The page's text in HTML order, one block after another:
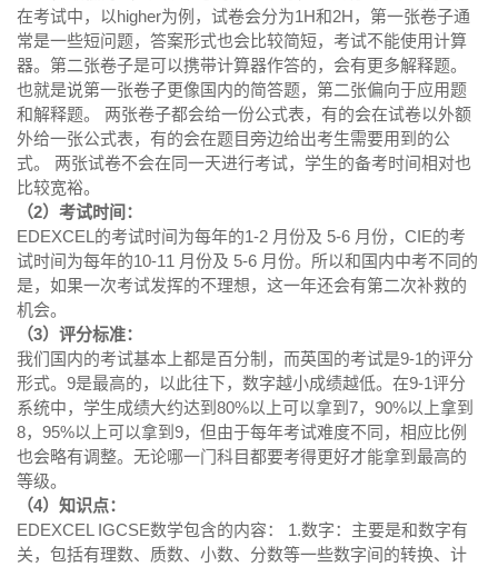
在考试中，以higher为例，试卷会分为1H和2H，第一张卷子通
常是一些短问题，答案形式也会比较简短，考试不能使用计算
器。第二张卷子是可以携带计算器作答的，会有更多解释题。
也就是说第一张卷子更像国内的简答题，第二张偏向于应用题
和解释题。 两张卷子都会给一份公式表，有的会在试卷以外额
外给一张公式表，有的会在题目旁边给出考生需要用到的公
式。 两张试卷不会在同一天进行考试，学生的备考时间相对也
比较宽裕。
（2）考试时间：
EDEXCEL的考试时间为每年的1-2 月份及 5-6 月份，CIE的考
试时间为每年的10-11 月份及 5-6 月份。所以和国内中考不同的
是，如果一次考试发挥的不理想，这一年还会有第二次补救的
机会。
（3）评分标准：
我们国内的考试基本上都是百分制，而英国的考试是9-1的评分
形式。9是最高的，以此往下，数字越小成绩越低。在9-1评分
系统中，学生成绩大约达到80%以上可以拿到7，90%以上拿到
8，95%以上可以拿到9，但由于每年考试难度不同，相应比例
也会略有调整。无论哪一门科目都要考得更好才能拿到最高的
等级。
（4）知识点：
EDEXCEL IGCSE数学包含的内容： 1.数字：主要是和数字有
关，包括有理数、质数、小数、分数等一些数字间的转换、计